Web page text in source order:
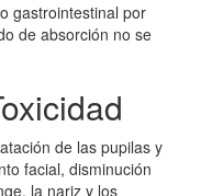
gastrointestinal por
de absorción no se
de las pupilas y
facial, disminución
la nariz y los